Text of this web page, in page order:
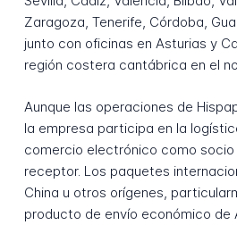
Zaragoza, Tenerife, Córdoba,
junto con oficinas en Asturias y
región costera cantábrica en el
Aunque las operaciones de
la empresa participa en la
comercio electrónico como socio
receptor. Los paquetes
China u otros orígenes,
producto de envío económico de